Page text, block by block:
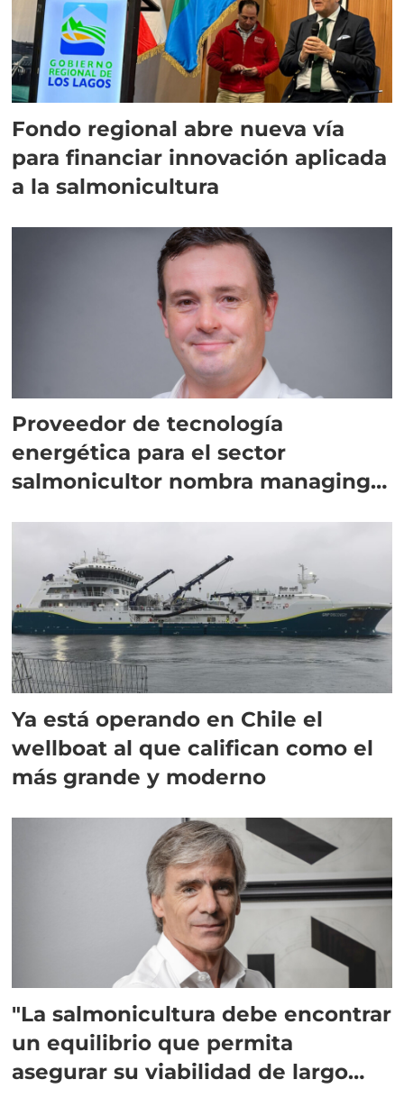
Fondo regional abre nueva vía
para financiar innovación aplicada
a la salmonicultura
Proveedor de tecnología
energética para el sector
salmonicultor nombra managing
Ya está operando en Chile el
wellboat al que califican como el
más grande y moderno
"La salmonicultura debe encontrar
un equilibrio que permita
asegurar su viabilidad de largo